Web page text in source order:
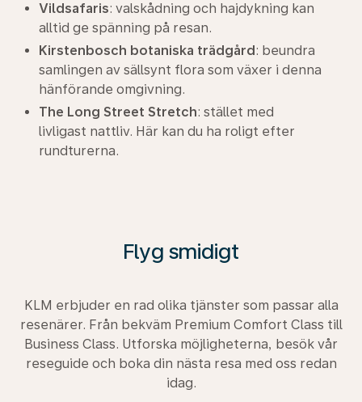
Vildsafaris: valskådning och hajdykning kan
alltid ge spänning på resan.
Kirstenbosch botaniska trädgård: beundra
samlingen av sällsynt flora som växer i denna
hänförande omgivning.
The Long Street Stretch: stället med
livligast nattliv. Här kan du ha roligt efter
rundturerna.
Flyg smidigt
KLM erbjuder en rad olika tjänster som passar alla
resenärer. Från bekväm Premium Comfort Class till
Business Class. Utforska möjligheterna, besök vår
reseguide och boka din nästa resa med oss redan
idag.